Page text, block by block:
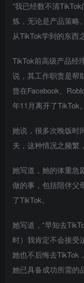
“我已经数不清
炼，无论是产品策略
从TikTok学到的东西
TikTok前高级产品经
说，其工作职责是帮
曾在Facebook、
年11月离开了TikTok。
她说，很多次晚饭时
夫，这种情况之频繁
她写道，她的体重急
做的事，包括陪伴父
了TikTok。
她写道，“早知去
时）我肯定不会接受
她也不后悔去TikTok
她已具备成功所需的